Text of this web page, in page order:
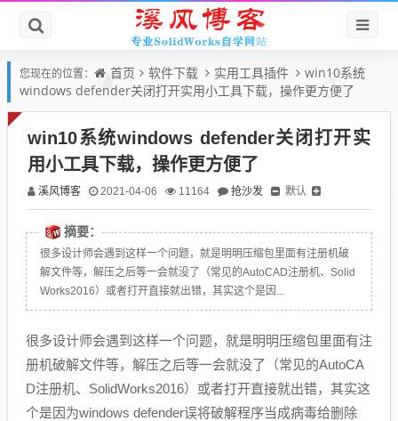
您现在的位置： 首页 软件下载 实用工具插件
win10系统
windows defender关闭打开实用小工具下载，操作更方便了
win10系统windows defender关闭打开实
用小工具下载，操作更方便了
溪风博客 2021-04-06 11164 抢沙发 默认
摘要：
很多设计师会遇到这样一个问题，就是明明压缩包里面有注册机破
解文件等，解压之后等一会就没了（常见的AutoCAD注册机、Solid
Works2016）或者打开直接就出错，其实这个是因...
很多设计师会遇到这样一个问题，就是明明压缩包里面有注
册机破解文件等，解压之后等一会就没了（常见的AutoCA
D注册机、SolidWorks2016）或者打开直接就出错，其实这
个是因为windows defender误将破解程序当成病毒给删除